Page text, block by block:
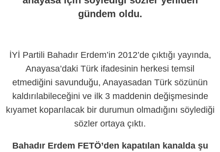
gündem oldu.
İYİ Partili Bahadır Erdem’in 2012’de çıktığı yayında,
Anayasa’daki Türk ifadesinin herkesi temsil
etmediğini savunduğu, Anayasadan Türk sözünün
kaldırılabileceğini ve ilk 3 maddenin değişmesinde
kıyamet koparılacak bir durumun olmadığını söylediği
sözler ortaya çıktı.
Bahadır Erdem FETÖ’den kapatılan kanalda şu